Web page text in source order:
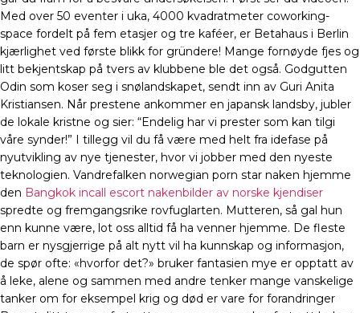
Med over 50 eventer i uka, 4000 kvadratmeter coworking-
space fordelt på fem etasjer og tre kaféer, er Betahaus i Berlin
kjærlighet ved første blikk for gründere! Mange fornøyde fjes og
litt bekjentskap på tvers av klubbene ble det også. Godgutten
Odin som koser seg i snølandskapet, sendt inn av Guri Anita
Kristiansen. Når prestene ankommer en japansk landsby, jubler
de lokale kristne og sier: “Endelig har vi prester som kan tilgi
våre synder!” I tillegg vil du få være med helt fra idefase på
nyutvikling av nye tjenester, hvor vi jobber med den nyeste
teknologien. Vandrefalken norwegian porn star naken hjemme
den Bangkok incall escort nakenbilder av norske kjendiser
spredte og fremgangsrike rovfuglarten. Mutteren, så gal hun
enn kunne være, lot oss alltid få ha venner hjemme. De fleste
barn er nysgjerrige på alt nytt vil ha kunnskap og informasjon,
de spør ofte: «hvorfor det?» bruker fantasien mye er opptatt av
å leke, alene og sammen med andre tenker mange vanskelige
tanker om for eksempel krig og død er vare for forandringer